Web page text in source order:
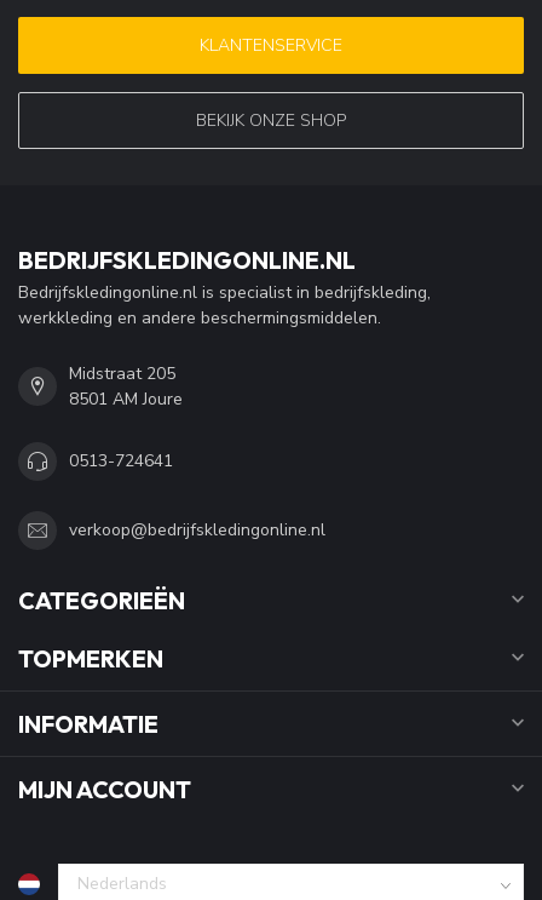
KLANTENSERVICE
BEKIJK ONZE SHOP
BEDRIJFSKLEDINGONLINE.NL
Bedrijfskledingonline.nl is specialist in bedrijfskleding,
werkkleding en andere beschermingsmiddelen.
Midstraat 205
8501 AM Joure
0513-724641
verkoop@bedrijfskledingonline.nl
CATEGORIEËN
TOPMERKEN
INFORMATIE
MIJN ACCOUNT